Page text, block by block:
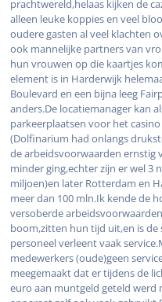
prachtwereld,helaas kijken de
alleen leuke koppies en veel
oudere gasten al veel klachten
ook mannelijke partners van
hun vrouwen op die kaartjes
element is in Harderwijk
Boulevard en een bijna leeg
anders.De locatiemanager kan
parkeerplaatsen voor het
(Dolfinarium had onlangs
de arbeidsvoorwaarden ernstig
minder ging,echter zijn er wel 3
miljoen)en later Rotterdam en
meer dan 100 mln.Ik kende de
versoberde
boom,zitten hun tijd uit,en is de
personeel verleent vaak
medewerkers (oude)geen
meegemaakt dat er tijdens de
euro aan muntgeld geteld werd